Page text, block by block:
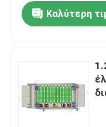
Καλύτερη